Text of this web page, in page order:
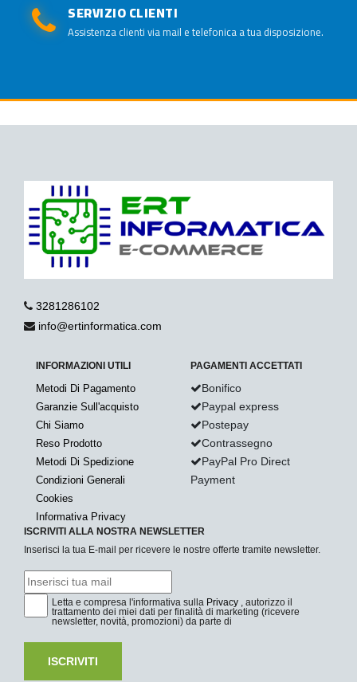
SERVIZIO CLIENTI
Assistenza clienti via mail e telefonica a tua disposizione.
3281286102
info@ertinformatica.com
INFORMAZIONI UTILI
Metodi Di Pagamento
Garanzie Sull'acquisto
Chi Siamo
Reso Prodotto
Metodi Di Spedizione
Condizioni Generali
Cookies
Informativa Privacy
PAGAMENTI ACCETTATI
Bonifico
Paypal express
Postepay
Contrassegno
PayPal Pro Direct
Payment
ISCRIVITI ALLA NOSTRA NEWSLETTER
Inserisci la tua E-mail per ricevere le nostre offerte tramite newsletter.
Letta e compresa l'informativa sulla Privacy , autorizzo il
trattamento dei miei dati per finalità di marketing (ricevere
newsletter, novità, promozioni) da parte di
ISCRIVITI